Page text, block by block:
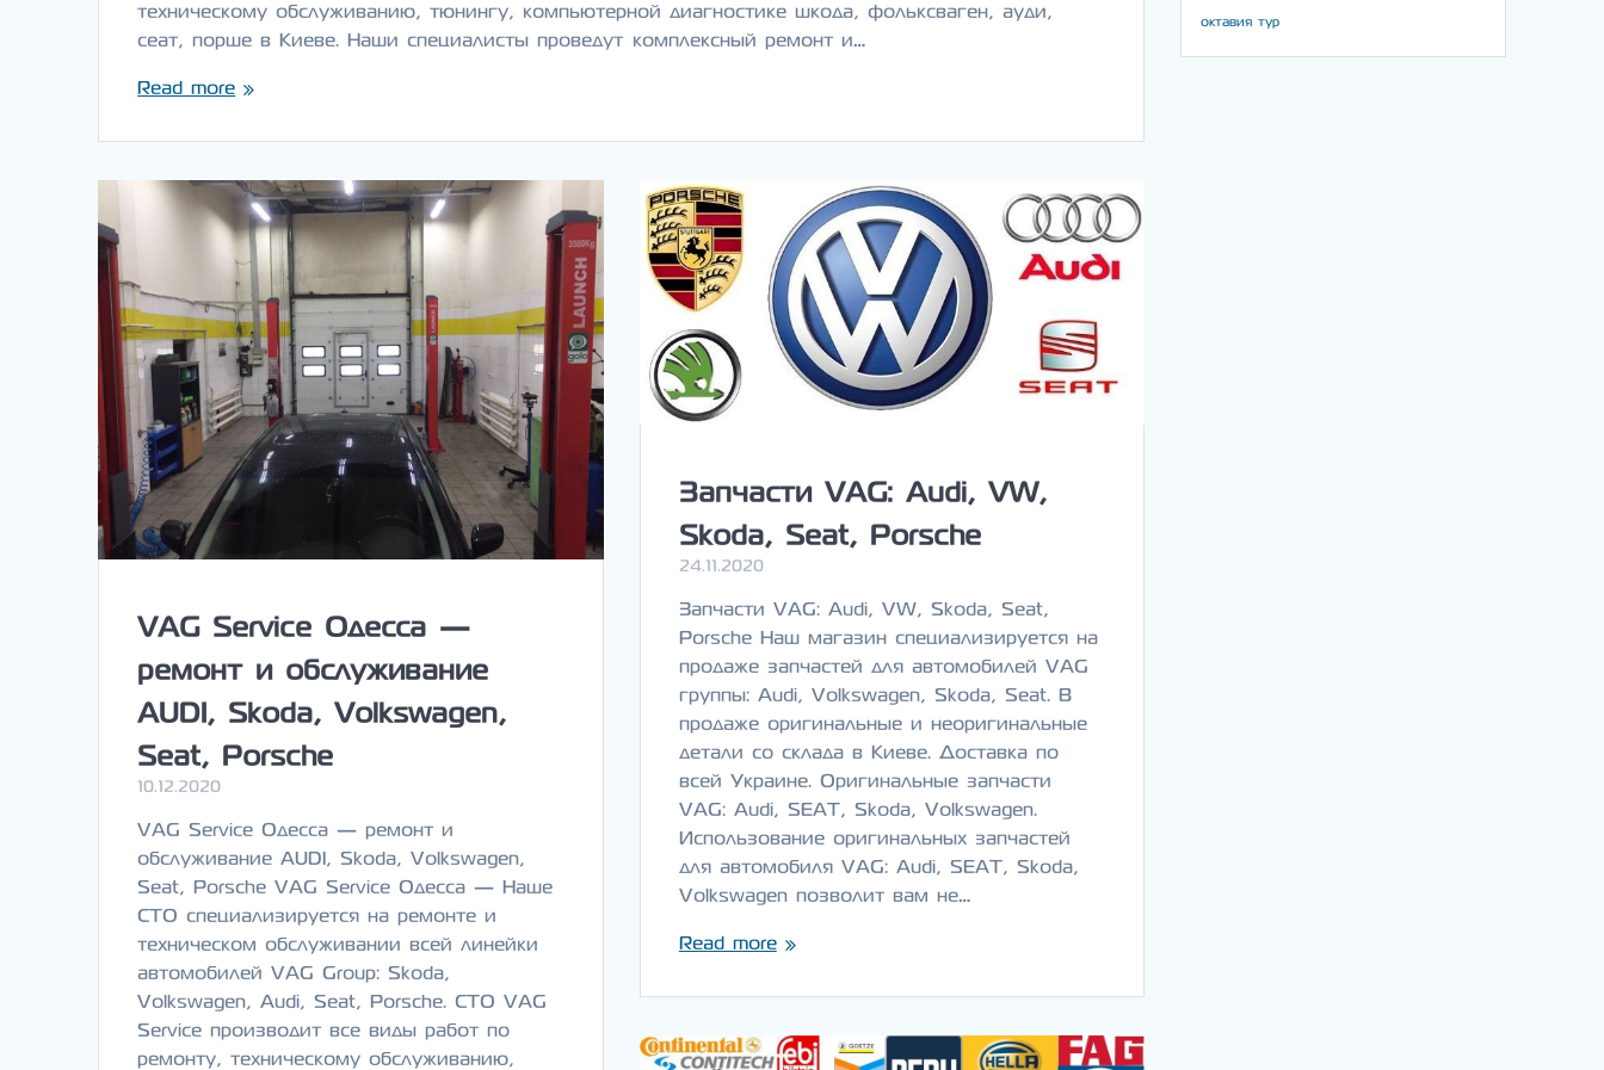
техническому обслуживанию, тюнингу, компьютерной диагностике шкода, фольксваген, ауди,
сеат, порше в Киеве. Наши специалисты проведут комплексный ремонт и…
Read more
VAG Service Одесса —
ремонт и обслуживание
AUDI, Skoda, Volkswagen,
Seat, Porsche
10.12.2020
VAG Service Одесса — ремонт и
обслуживание AUDI, Skoda, Volkswagen,
Seat, Porsche VAG Service Одесса — Наше
СТО специализируется на ремонте и
техническом обслуживании всей линейки
автомобилей VAG Group: Skoda,
Volkswagen, Audi, Seat, Porsche. СТО VAG
Service производит все виды работ по
ремонту, техническому обслуживанию,
Запчасти VAG: Audi, VW,
Skoda, Seat, Porsche
24.11.2020
Запчасти VAG: Audi, VW, Skoda, Seat,
Porsche Наш магазин специализируется на
продаже запчастей для автомобилей VAG
группы: Audi, Volkswagen, Skoda, Seat. В
продаже оригинальные и неоригинальные
детали со склада в Киеве. Доставка по
всей Украине. Оригинальные запчасти
VAG: Audi, SEAT, Skoda, Volkswagen.
Использование оригинальных запчастей
для автомобиля VAG: Audi, SEAT, Skoda,
Volkswagen позволит вам не…
Read more
октавия тур